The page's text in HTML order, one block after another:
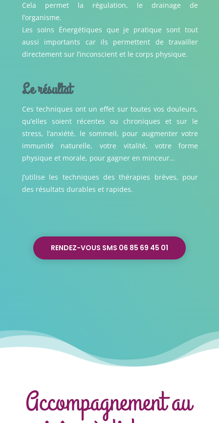
Cela permet la régulation, le drainage de
l’organisme.
Les soins Énergétiques que je pratique sont tout
aussi importants car ils permettent de travailler
directement sur l’inconscient et le corps physique.
Le résultat
Ces techniques ont un effet sur toutes vos douleurs,
qu’elles soient récentes ou chroniques et sur le
stress, l’anxiété, le sommeil, pour augmenter votre
immunité naturelle, votre vitalité, votre forme
physique et morale, pour gagner en minceur…
J’utilise les techniques des thérapies brèves, pour
des résultats durables et rapides.
RENDEZ-VOUS SMS 06 85 69 45 01
Accompagnement au